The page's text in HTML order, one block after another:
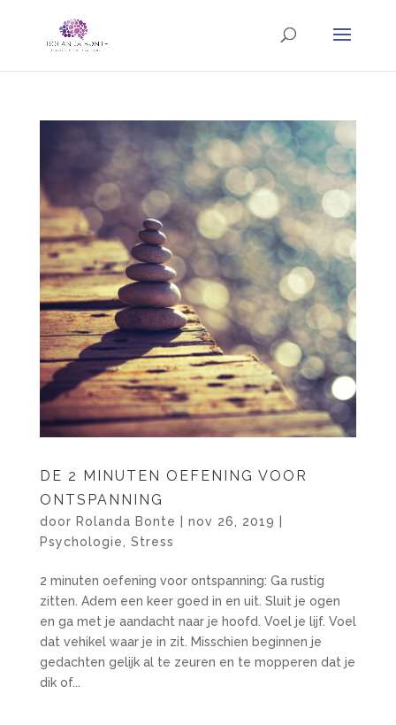
DE 2 MINUTEN OEFENING VOOR
ONTSPANNING
door Rolanda Bonte nov 26, 2019
Psychologie, Stress
2 minuten oefening voor ontspanning: Ga rustig
zitten. Adem een keer goed in en uit. Sluit je ogen
en ga met je aandacht naar je hoofd. Voel je lijf. Voel
dat vehikel waar je in zit. Misschien beginnen je
gedachten gelijk al te zeuren en te mopperen dat je
dik of...